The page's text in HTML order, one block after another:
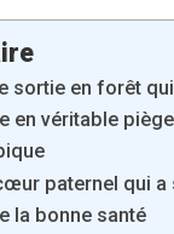
sortie en forêt
en véritable piège
paternel qui a
la bonne santé